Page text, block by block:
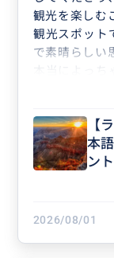
観光を楽しむ
観光スポット
で素晴らしい
本当によっ
す！また機
【
本
ン
ン
2026/08/01